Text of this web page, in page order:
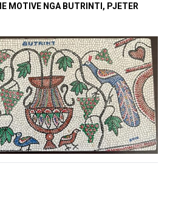
MOTIVE NGA BUTRINTI, PJETER